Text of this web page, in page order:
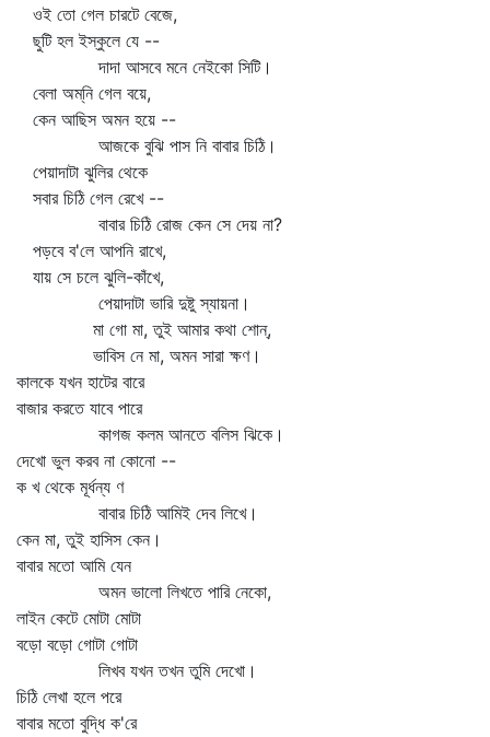
ওই তো গেল চারটে বেজে,
ছুটি হল ইস্কুলে যে --
দাদা আসবে মনে নেইকো সিটি।
বেলা অম্‌নি গেল বয়ে,
কেন আছিস অমন হয়ে --
আজকে বুঝি পাস নি বাবার চিঠি।
পেয়াদাটা ঝুলির থেকে
সবার চিঠি গেল রেখে --
বাবার চিঠি রোজ কেন সে দেয় না?
পড়বে ব'লে আপনি রাখে,
যায় সে চলে ঝুলি-কাঁখে,
পেয়াদাটা ভারি দুষ্টু স্যায়না।
মা গো মা, তুই আমার কথা শোন্‌,
ভাবিস নে মা, অমন সারা ক্ষণ।
কালকে যখন হাটের বারে
বাজার করতে যাবে পারে
কাগজ কলম আনতে বলিস ঝিকে।
দেখো ভুল করব না কোনো --
ক খ থেকে মূর্ধন্য ণ
বাবার চিঠি আমিই দেব লিখে।
কেন মা, তুই হাসিস কেন।
বাবার মতো আমি যেন
অমন ভালো লিখতে পারি নেকো,
লাইন কেটে মোটা মোটা
বড়ো বড়ো গোটা গোটা
লিখব যখন তখন তুমি দেখো।
চিঠি লেখা হলে পরে
বাবার মতো বুদ্ধি ক'রে